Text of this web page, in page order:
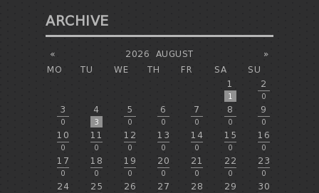
ARCHIVE
« »
2026
AUGUST
MO
TU WE TH FR SA
SU
1
1
2
0
3
0
4
3
5
0
6
0
7
0
8
0
9
0
10
0
11
0
12
0
13
0
14
0
15
0
16
0
17
0
18
0
19
0
20
0
21
0
22
0
23
0
24 25 26 27 28 29 30